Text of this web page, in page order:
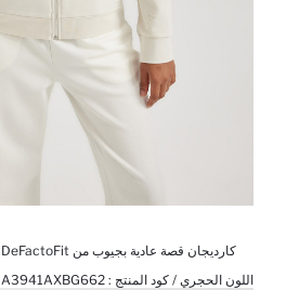
كارديجان قصة عادية بجيوب من DeFactoFit
اللون الحجري / كود المنتج : A3941AXBG662